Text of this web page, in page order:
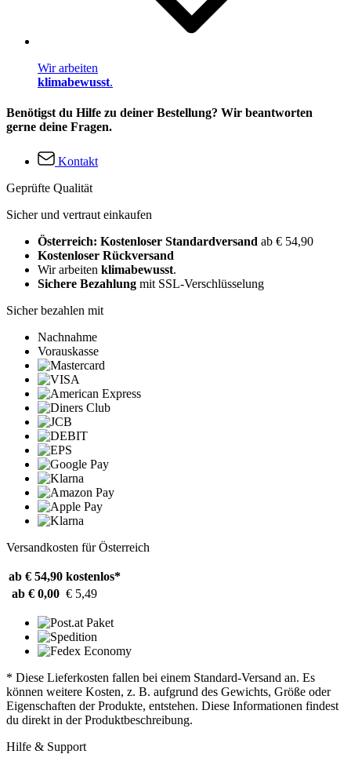
Wir arbeiten
klimabewusst.
Benötigst du Hilfe zu deiner Bestellung? Wir beantworten
gerne deine Fragen.
Kontakt
Geprüfte Qualität
Sicher und vertraut einkaufen
Österreich: Kostenloser Standardversand ab € 54,90
Kostenloser Rückversand
Wir arbeiten klimabewusst.
Sichere Bezahlung mit SSL-Verschlüsselung
Sicher bezahlen mit
Nachnahme
Vorauskasse
Versandkosten für Österreich
ab € 54,90 kostenlos*
ab € 0,00 € 5,49
* Diese Lieferkosten fallen bei einem Standard-Versand an. Es
können weitere Kosten, z. B. aufgrund des Gewichts, Größe oder
Eigenschaften der Produkte, entstehen. Diese Informationen findest
du direkt in der Produktbeschreibung.
Hilfe & Support